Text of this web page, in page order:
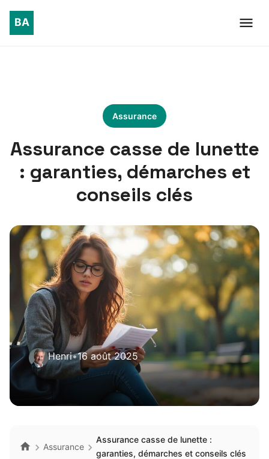
Assurance
Assurance casse de lunette
: garanties, démarches et
conseils clés
Henri•16 août 2025
Assurance
Assurance casse de lunette :
garanties, démarches et conseils clés